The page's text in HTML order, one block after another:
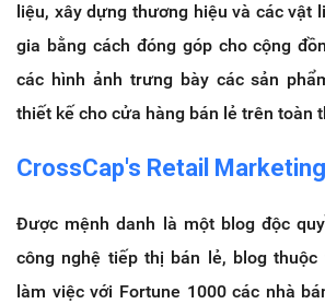
liệu, xây dựng thương hiệu và các vật
gia bằng cách đóng góp cho cộng
các hình ảnh trưng bày các sản
thiết kế cho cửa hàng bán lẻ trên toàn
CrossCap's Retail
Được mệnh danh là một blog độc
công nghệ tiếp thị bán lẻ, blog
làm việc với Fortune 1000 các nhà